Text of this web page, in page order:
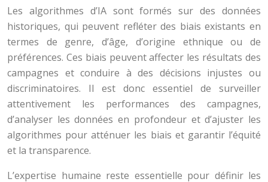
Les algorithmes d’IA sont formés sur des données
historiques, qui peuvent refléter des biais existants en
termes de genre, d’âge, d’origine ethnique ou de
préférences. Ces biais peuvent affecter les résultats des
campagnes et conduire à des décisions injustes ou
discriminatoires. Il est donc essentiel de surveiller
attentivement les performances des campagnes,
d’analyser les données en profondeur et d’ajuster les
algorithmes pour atténuer les biais et garantir l’équité
et la transparence.
L’expertise humaine reste essentielle pour définir les